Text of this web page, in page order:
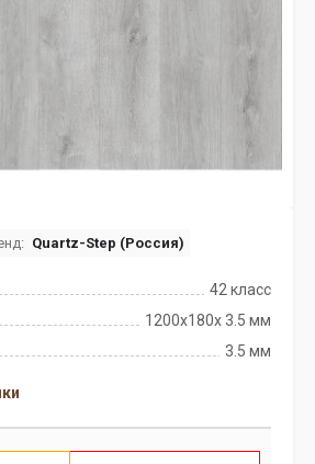
Quartz-Step (Россия)
42 класс
1200х180х 3.5 мм
3.5 мм